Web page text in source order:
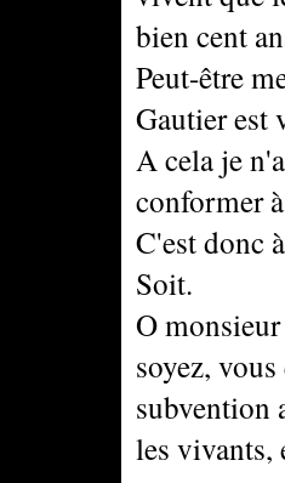
bien cent
Peut-être
Gautier est
A cela je
conformer
C'est donc
Soit.
O
soyez,
subvention
les vivants,